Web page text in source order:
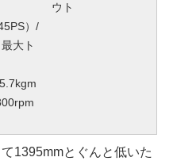
）/
大ト
ウト
1395mmとぐんと低いた